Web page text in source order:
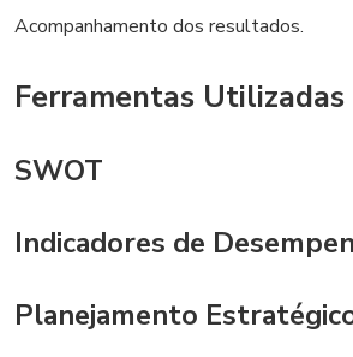
Acompanhamento dos resultados.
Ferramentas Utilizadas
SWOT
Indicadores de
Planejamento